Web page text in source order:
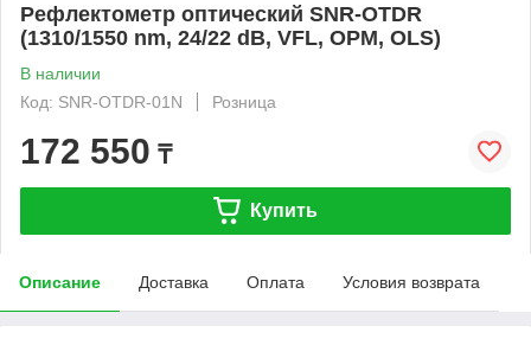
Рефлектометр оптический SNR-OTDR
(1310/1550 nm, 24/22 dB, VFL, OPM, OLS)
В наличии
Код: SNR-OTDR-01N
Розница
172 550 ₸
Купить
Описание Доставка Оплата Условия возврата